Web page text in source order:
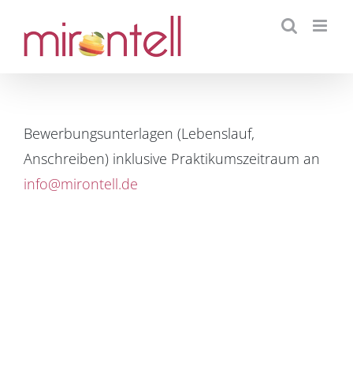
content
Bewerbungsunterlagen (Lebenslauf,
Anschreiben) inklusive Praktikumszeitraum an
info@mirontell.de